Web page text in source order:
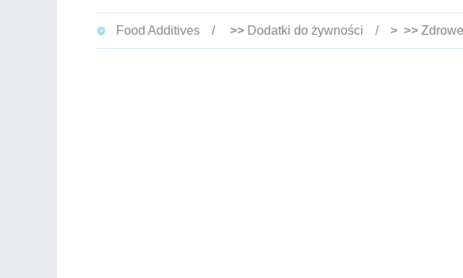
Food Additives >> Dodatki do żywności > >>